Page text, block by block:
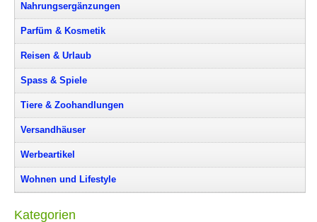
Nahrungsergänzungen
Parfüm & Kosmetik
Reisen & Urlaub
Spass & Spiele
Tiere & Zoohandlungen
Versandhäuser
Werbeartikel
Wohnen und Lifestyle
Kategorien